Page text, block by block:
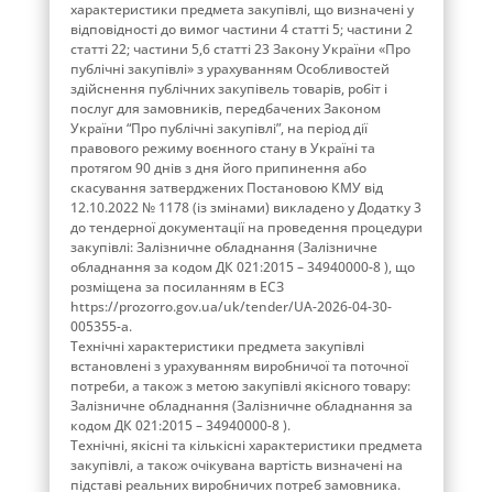
характеристики предмета закупівлі, що визначені у
відповідності до вимог частини 4 статті 5; частини 2
статті 22; частини 5,6 статті 23 Закону України «Про
публічні закупівлі» з урахуванням Особливостей
здійснення публічних закупівель товарів, робіт і
послуг для замовників, передбачених Законом
України “Про публічні закупівлі”, на період дії
правового режиму воєнного стану в Україні та
протягом 90 днів з дня його припинення або
скасування затверджених Постановою КМУ від
12.10.2022 № 1178 (із змінами) викладено у Додатку 3
до тендерної документації на проведення процедури
закупівлі: Залізничне обладнання (Залізничне
обладнання за кодом ДК 021:2015 – 34940000-8 ), що
розміщена за посиланням в ЕСЗ
https://prozorro.gov.ua/uk/tender/UA-2026-04-30-
005355-a.
Технічні характеристики предмета закупівлі
встановлені з урахуванням виробничої та поточної
потреби, а також з метою закупівлі якісного товару:
Залізничне обладнання (Залізничне обладнання за
кодом ДК 021:2015 – 34940000-8 ).
Технічні, якісні та кількісні характеристики предмета
закупівлі, а також очікувана вартість визначені на
підставі реальних виробничих потреб замовника.